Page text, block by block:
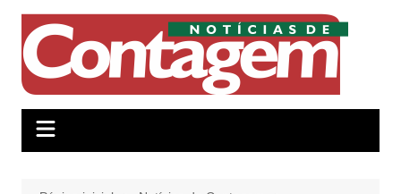
conteúdo